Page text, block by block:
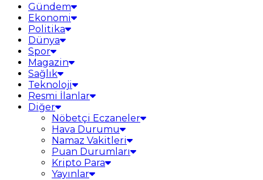
Gündem
Ekonomi
Politika
Dünya
Spor
Magazin
Sağlık
Teknoloji
Resmi İlanlar
Diğer
Nöbetçi Eczaneler
Hava Durumu
Namaz Vakitleri
Puan Durumları
Kripto Para
Yayınlar